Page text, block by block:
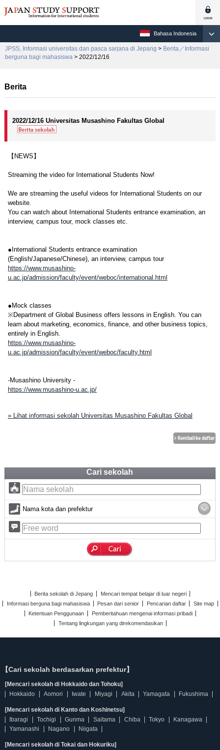
Bahasa Indonesia
JPSS, Informasi universitas dan pasca sarjana di Jepang > Berita／Informasi
berguna bagi mahasiswa > 2022/12/16
Berita
2022/12/16 Universitas Musashino Fakultas Global
【NEWS】
Streaming the video for International Students Now!
We are streaming the useful videos for International Students on our
website.
You can watch about International Students entrance examination, an
interview, campus tour, mock classes etc.
●International Students entrance examination
(English/Japanese/Chinese), an interview, campus tour
https://www.musashino-
u.ac.jp/admission/faculty/event/weboc/international.html
●Mock classes
※Department of Global Business offers lessons in English. You can
learn about marketing, economics, finance, and other business topics,
entirely in English.
https://www.musashino-
u.ac.jp/admission/faculty/event/weboc/faculty.html
-Musashino University -
https://www.musashino-u.ac.jp/
» Lihat informasi sekolah Universitas Musashino Fakultas Global
Cari sekolah
Nama kota dan prefektur
Berita sekolah di Jepang
Mencari tempat belajar di luar negeri
Informasi berguna bagi mahasiswa
Pesan dari senior Pencarian daftar
Site map
Ketentuan Penggunaan
Pemberitahuan mengenai informasi pribadi
Tentang lingkungan yang direkomendasikan
【Cari sekolah berdasarkan prefektur】
[Mencari sekolah di Hokkaido dan Tohoku]
Hokkaido
Aomori Iwate Miyagi Akita Yamagata Fukushima
[Mencari sekolah di Kanto dan Koshinetsu]
Ibaragi
Tochigi Gunma Saitama Chiba Tokyo
Kanagawa
Yamanashi
Nagano Niigata
[Mencari sekolah di Tokai dan Hokuriku]